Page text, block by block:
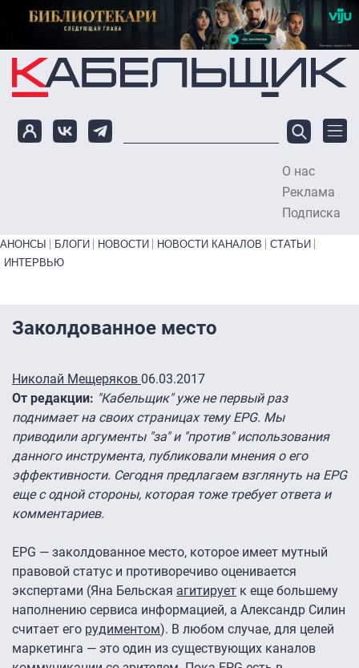
Перейти к основному содержанию
О нас
Реклама
Подписка
Primary links bottom
АНОНСЫ БЛОГИ НОВОСТИ НОВОСТИ КАНАЛОВ
СТАТЬИ
ИНТЕРВЬЮ
Заколдованное место
Николай Мещеряков 06.03.2017
От редакции: "Кабельщик" уже не первый раз
поднимает на своих страницах тему EPG. Мы
приводили аргументы "за" и "против" использования
данного инструмента, публиковали мнения о его
эффективности. Сегодня предлагаем взглянуть на EPG
еще с одной стороны, которая тоже требует ответа и
комментариев.
EPG — заколдованное место, которое имеет мутный
правовой статус и противоречиво оценивается
экспертами (Яна Бельская агитирует к еще большему
наполнению сервиса информацией, а Александр Силин
считает его рудиментом). В любом случае, для целей
маркетинга — это один из существующих каналов